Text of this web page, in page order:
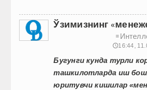
Ўзимизнинг
≡
🕔16:44,
Бугунги кунда турли
ташкилотларда иш
юритувчи кишилар